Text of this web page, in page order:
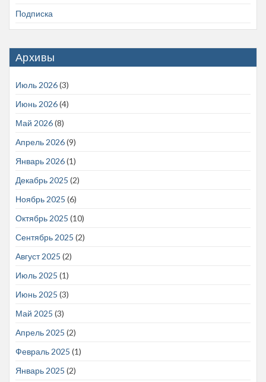
Подписка
Архивы
Июль 2026(3)
Июнь 2026(4)
Май 2026(8)
Апрель 2026(9)
Январь 2026(1)
Декабрь 2025 (2)
Ноябрь 2025 (6)
Октябрь 2025 (10)
Сентябрь 2025 (2)
Август 2025 (2)
Июль 2025 (1)
Июнь 2025 (3)
Май 2025 (3)
Апрель 2025 (2)
Февраль 2025 (1)
Январь 2025 (2)